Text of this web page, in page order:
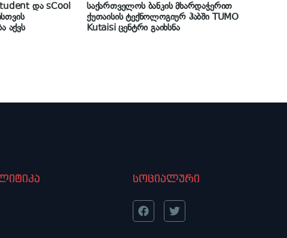
და sCool
აქვს
საქართველოს ბანკის მხარდაჭერით
ქუთაისის ტექნოლოგიურ ჰაბში TUMO
Kutaisi ცენტრი გაიხსნა
სოციალური